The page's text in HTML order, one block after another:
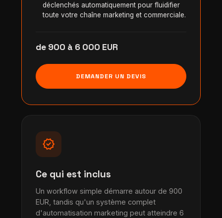
déclenchés automatiquement pour fluidifier
toute votre chaîne marketing et commerciale.
de 900 à 6 000 EUR
DEMANDER UN DEVIS
verified
Ce qui est inclus
Un workflow simple démarre autour de 900
EUR, tandis qu'un système complet
d'automatisation marketing peut atteindre 6